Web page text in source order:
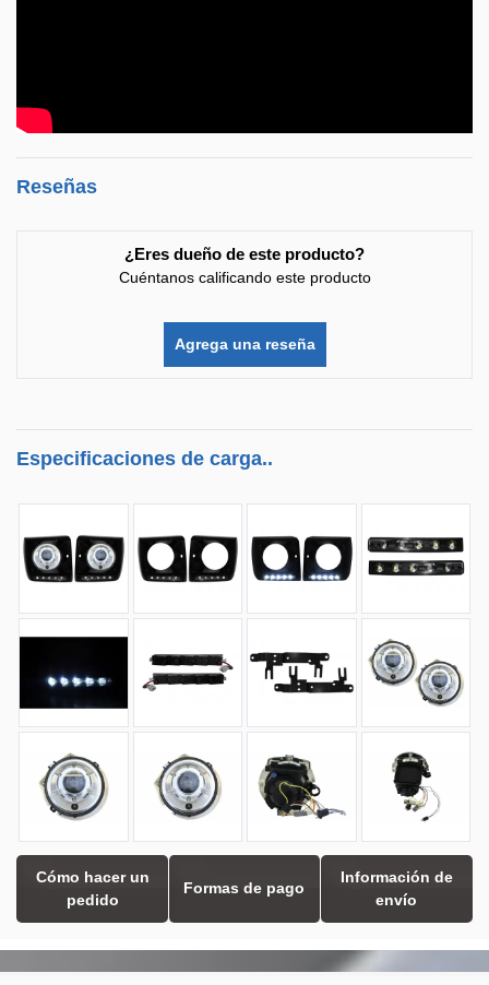
Reseñas
¿Eres dueño de este producto?
Cuéntanos calificando este producto
Agrega una reseña
Especificaciones de carga..
Cómo hacer un
pedido
Formas de pago
Información de
envío